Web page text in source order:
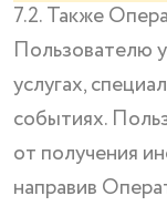
7.2. Также
Пользователю
услугах,
событиях.
от получения
направив